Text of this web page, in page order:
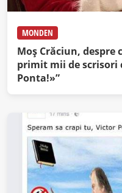
MONDEN
Moș Crăciun, despre
primit mii de scrisori
Ponta!»”